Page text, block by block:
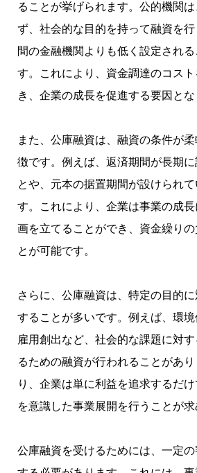
ることが挙げられます。公的機関
ず、社会的な目的を持って融資を
間の金融機関よりも低く設定され
す。これにより、資金調達のコス
き、企業の成長を促進する要因とな
また、公庫融資は、融資の条件が
徴です。例えば、返済期間が長期に
とや、元本の据置期間が設けられ
す。これにより、企業は事業の成
画を立てることができ、資金繰りの
とが可能です。
さらに、公庫融資は、特定の目的
することが多いです。例えば、環境
雇用創出など、社会的な課題に対
るための融資が行われることがあ
り、企業は単に利益を追求するだ
を意識した事業展開を行うことが求
公庫融資を受けるためには、一定